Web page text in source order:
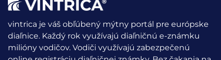
vintrica je váš obľúbený mýtny portál pre európske
diaľnice. Každý rok využívajú diaľničnú e-známku
milióny vodičov. Vodiči využívajú zabezpečenú